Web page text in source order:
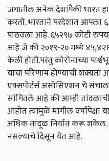
जगातील अनेक देशांपैकी भारत हा
करतो. भारताने परदेशात आपला
पाठवला आहे. ६५२९७ कोटी
आहे जे की २०१९-२० मध्ये ४५,४२६
केली होती.परंतु कोरोनाच्या
याचा परिणाम होण्याची
एक्सपोर्टर्स असोसिएशन चे
सांगितले आहे की आम्ही तांदळाची
आहोत त्यामुळे मागील वर्षापेक्षा
अधिक तांदूळ निर्यात करू
नसल्याचे दिसून येत आहे.